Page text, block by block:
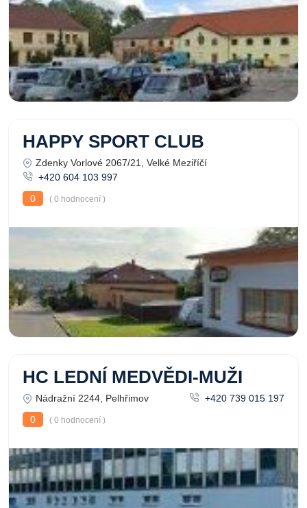
HAPPY SPORT CLUB
Zdenky Vorlové 2067/21, Velké Meziříčí
+420 604 103 997
0
( 0 hodnocení )
HC LEDNÍ MEDVĚDI-MUŽI
Nádražní 2244, Pelhřimov
+420 739 015 197
0
( 0 hodnocení )